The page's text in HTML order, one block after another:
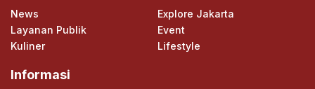
News
Explore Jakarta
Layanan Publik
Event
Kuliner
Lifestyle
Informasi